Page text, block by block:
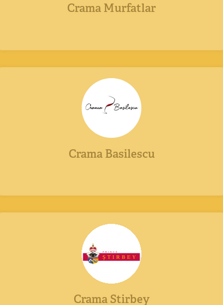
Crama Murfatlar
Crama Basilescu
Crama Stirbey